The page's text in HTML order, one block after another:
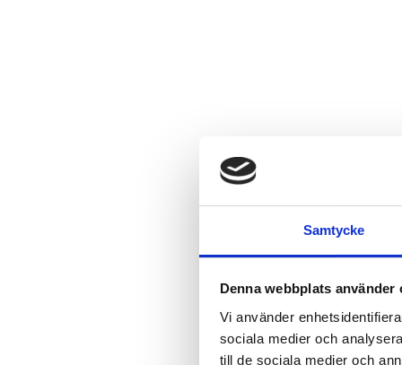
Samtycke
Denna webbplats använder
Vi använder
sociala medier och
till de sociala medier och